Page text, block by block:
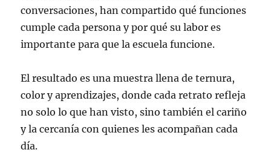
conversaciones, han compartido qué funciones
cumple cada persona y por qué su labor es
importante para que la escuela funcione.
El resultado es una muestra llena de ternura,
color y aprendizajes, donde cada retrato refleja
no solo lo que han visto, sino también el cariño
y la cercanía con quienes les acompañan cada
día.